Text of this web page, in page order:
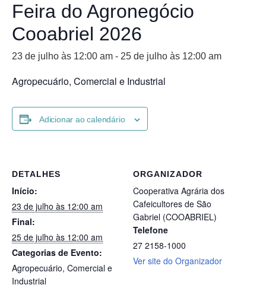
Feira do Agronegócio
Cooabriel 2026
23 de julho às 12:00 am - 25 de julho às 12:00 am
Agropecuário, Comercial e Industrial
Adicionar ao calendário
DETALHES
Início:
23 de julho às 12:00 am
Final:
25 de julho às 12:00 am
Categorias de Evento:
Agropecuário, Comercial e
Industrial
ORGANIZADOR
Cooperativa Agrária dos
Cafeicultores de São
Gabriel (COOABRIEL)
Telefone
27 2158-1000
Ver site do Organizador